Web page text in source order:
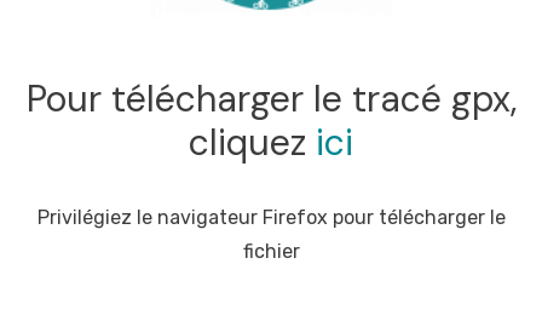
Pour télécharger le tracé gpx,
cliquez ici
Privilégiez le navigateur Firefox pour télécharger le
fichier